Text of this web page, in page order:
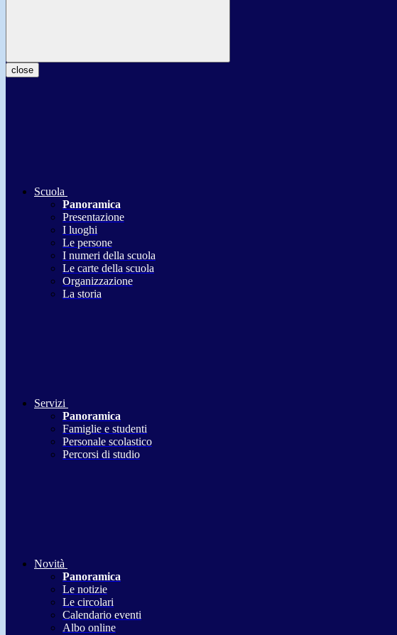
close
Scuola
Panoramica
Presentazione
I luoghi
Le persone
I numeri della scuola
Le carte della scuola
Organizzazione
La storia
Servizi
Panoramica
Famiglie e studenti
Personale scolastico
Percorsi di studio
Novità
Panoramica
Le notizie
Le circolari
Calendario eventi
Albo online